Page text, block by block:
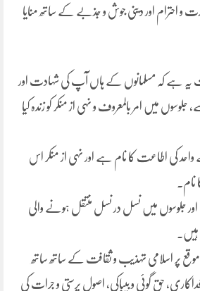
و احترام اور دینی جوش و جذبے کے ساتھ منایا
یہ ہے کہ مسلمانوں کے ہاں آپ کی شہادت اور
جلوسوں میں امر بالمعروف و نہی از منکر کو زندہ کیا
واحد کی اطاعت کا نام ہے اور نہی از منکر اس
جلوسوں میں نسل در نسل منتقل ہونے والی
ہیں۔
موقع پر اسلامی تہذیب و ثقافت کے ساتھ ساتھ
حق گوئی و بیباکی، اصول پرستی و جرات کی